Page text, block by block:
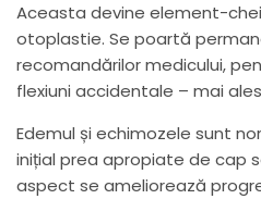
Aceasta devine element-
otoplastie. Se poartă
recomandărilor medicului,
flexiuni accidentale – mai
Edemul și echimozele sunt
inițial prea apropiate de cap
aspect se ameliorează